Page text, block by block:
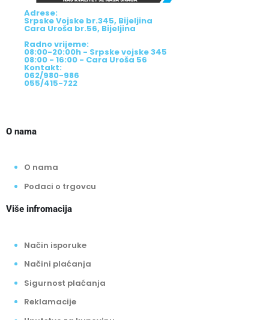
Adrese:
Srpske Vojske br.345, Bijeljina
Cara Uroša br.56, Bijeljina
Radno vrijeme:
08:00-20:00h - Srpske vojske 345
08:00 - 16:00 - Cara Uroša 56
Kontakt:
062/980-986
055/415-722
O nama
O nama
Podaci o trgovcu
Više infromacija
Način isporuke
Načini plaćanja
Sigurnost plaćanja
Reklamacije